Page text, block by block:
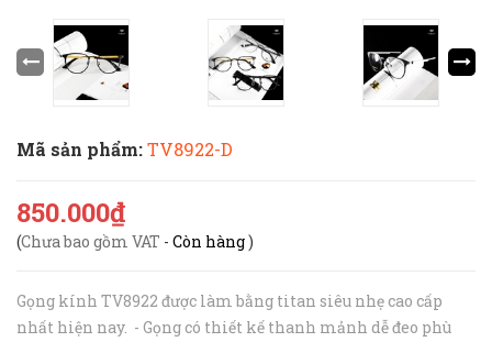
Mã sản phẩm:TV8922-D
850.000₫
(Chưa bao gồm VAT - Còn hàng)
Gọng kính TV8922 được làm bằng titan siêu nhẹ cao cấp
nhất hiện nay. - Gọng có thiết kế thanh mảnh dễ đeo phù